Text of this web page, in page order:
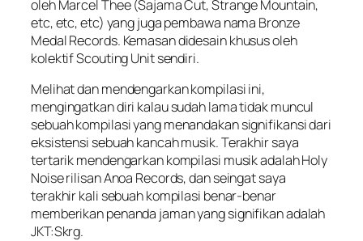
oleh Marcel Thee (Sajama Cut, Strange Mountain,
etc, etc, etc) yang juga pembawa nama Bronze
Medal Records. Kemasan didesain khusus oleh
kolektif Scouting Unit sendiri.
Melihat dan mendengarkan kompilasi ini,
mengingatkan diri kalau sudah lama tidak muncul
sebuah kompilasi yang menandakan signifikansi dari
eksistensi sebuah kancah musik. Terakhir saya
tertarik mendengarkan kompilasi musik adalah Holy
Noise rilisan Anoa Records, dan seingat saya
terakhir kali sebuah kompilasi benar-benar
memberikan penanda jaman yang signifikan adalah
JKT:Skrg.